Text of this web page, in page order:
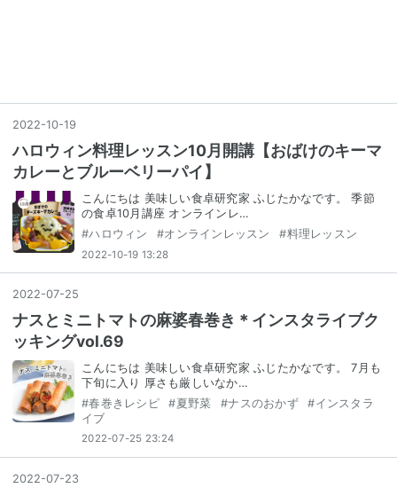
2022-10-19
ハロウィン料理レッスン10月開講【おばけのキーマ
カレーとブルーベリーパイ】
こんにちは 美味しい食卓研究家 ふじたかなです。 季節
の食卓10月講座 オンラインレ…
#ハロウィン #オンラインレッスン #料理レッスン
2022-10-19 13:28
2022-07-25
ナスとミニトマトの麻婆春巻き＊インスタライブク
ッキングvol.69
こんにちは 美味しい食卓研究家 ふじたかなです。 7月も
下旬に入り 厚さも厳しいなか…
#春巻きレシピ #夏野菜 #ナスのおかず #インスタラ
イブ
2022-07-25 23:24
2022-07-23